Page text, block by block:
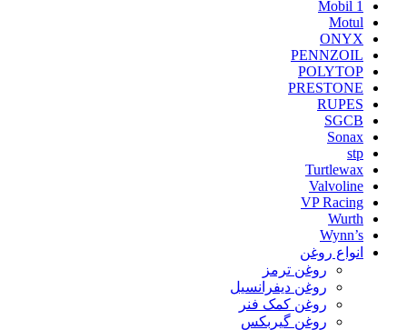
Mobil 1
Motul
ONYX
PENNZOIL
POLYTOP
PRESTONE
RUPES
SGCB
Sonax
stp
Turtlewax
Valvoline
VP Racing
Wurth
Wynn’s
انواع روغن
روغن ترمز
روغن دیفرانسیل
روغن کمک فنر
روغن گیربکس